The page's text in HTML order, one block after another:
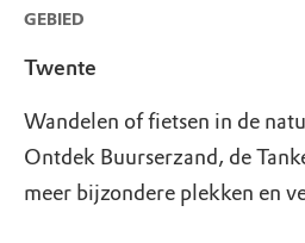
GEBIED
Twente
Wandelen of fietsen in de
Ontdek Buurserzand, de
meer bijzondere plekken en